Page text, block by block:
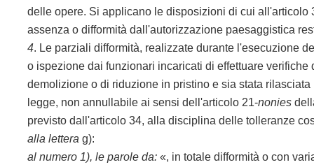
delle opere. Si applicano le disposizioni di cui all'articolo
assenza o difformità dall'autorizzazione paesaggistica
4. Le parziali difformità, realizzate durante l'esecuzione
o ispezione dai funzionari incaricati di effettuare
demolizione o di riduzione in pristino e sia stata
legge, non annullabile ai sensi dell'articolo 21-nonies
previsto dall'articolo 34, alla disciplina delle tolleranze
alla lettera g):
al numero 1), le parole da: «, in totale difformità o con